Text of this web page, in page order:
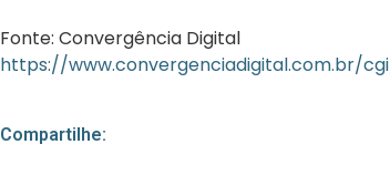
Fonte: Convergência Digital
https://www.convergenciadigital.com.br/
Compartilhe: